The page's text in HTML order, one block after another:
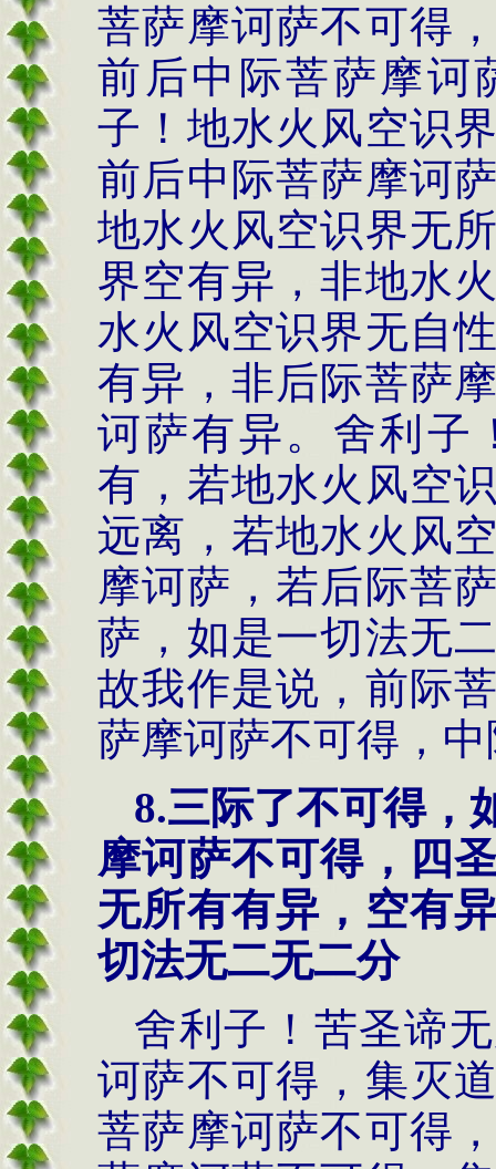
菩萨摩诃萨不可得
前后中际菩萨摩诃
子！地水火风空识
前后中际菩萨摩诃
地水火风空识界无
界空有异，非地水
水火风空识界无自
有异，非后际菩萨
诃萨有异。舍利子
有，若地水火风空
远离，若地水火风
摩诃萨，若后际菩
萨，如是一切法无
故我作是说，前际
萨摩诃萨不可得，
8.三际了不可得，
摩诃萨不可得，四
无所有有异，空有
切法无二无二分
舍利子！苦圣谛
诃萨不可得，集灭
菩萨摩诃萨不可得